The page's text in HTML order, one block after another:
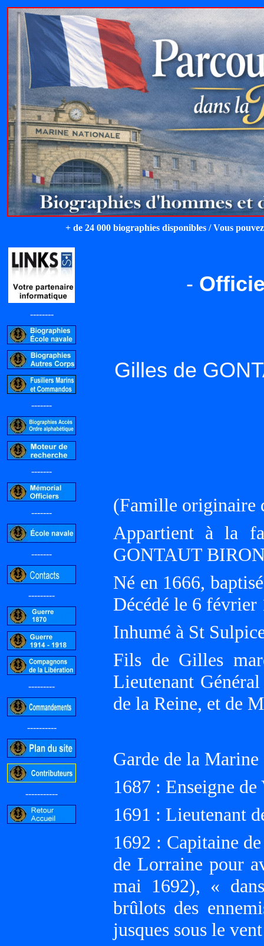
+ de 24 000 biographies disponibles / Vous
--------
-------
-------
-------
-------
---------
---------
----------
-----------
-
Gilles de
(Famille originaire
Appartient à la
GONTAUT
Né en 1666,
Décédé le 6 février
Inhumé à St
Fils de Gilles
Lieutenant
de la Reine, et de
Garde de la Marine
1687 : Enseigne de
1691 : Lieutenant
1692 : Capitaine
de Lorraine pour
mai 1692), «
brûlots des
jusques sous le